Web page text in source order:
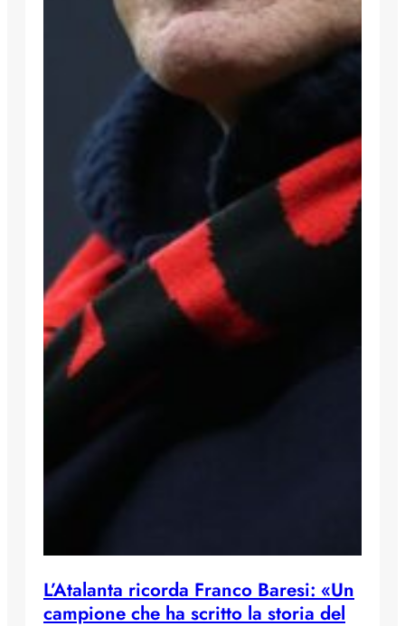
L’Atalanta ricorda Franco Baresi: «Un
campione che ha scritto la storia del